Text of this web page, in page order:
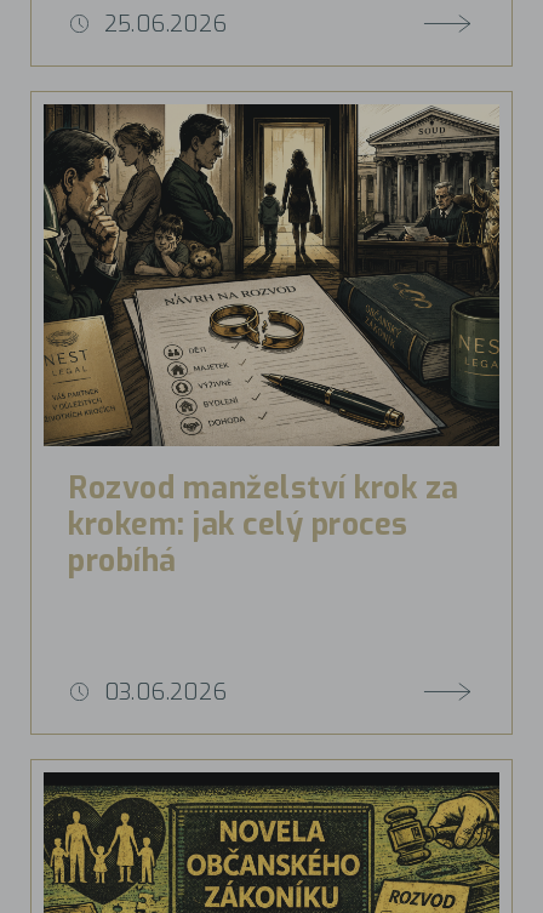
25.06.2026
Rozvod manželství krok za
krokem: jak celý proces
probíhá
03.06.2026